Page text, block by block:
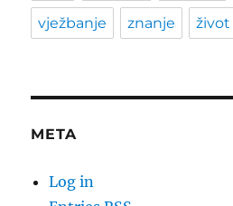
vježbanje znanje život
META
Log in